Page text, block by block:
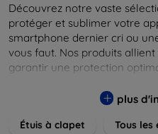
Découvrez notre vaste
protéger et sublimer votre
smartphone dernier cri ou
vous faut. Nos produits
garantir une protection
allant des modèles élégants
matériaux de haute qualité,
plus
Étuis à clapet Tous les